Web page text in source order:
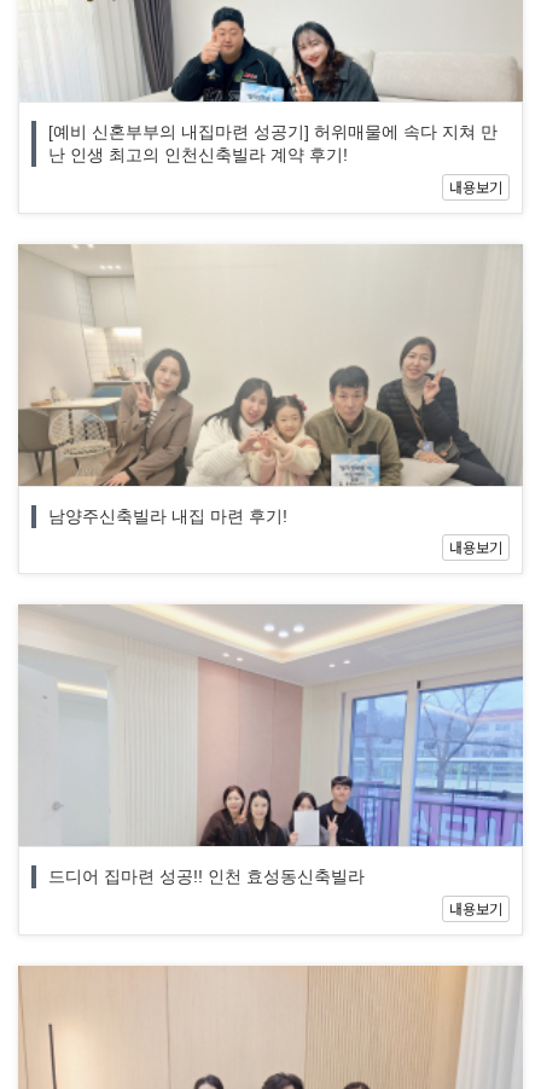
[예비 신혼부부의 내집마련 성공기] 허위매물에 속다 지쳐 만
난 인생 최고의 인천신축빌라 계약 후기!
내용보기
남양주신축빌라 내집 마련 후기!
내용보기
드디어 집마련 성공!! 인천 효성동신축빌라
내용보기